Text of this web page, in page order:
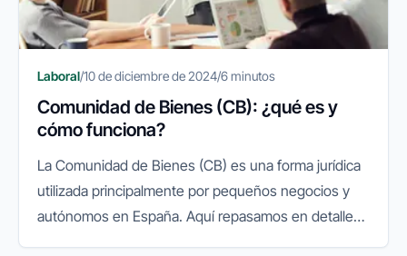
Laboral/10 de diciembre de 2024/6 minutos
Comunidad de Bienes (CB): ¿qué es y
cómo funciona?
La Comunidad de Bienes (CB) es una forma jurídica
utilizada principalmente por pequeños negocios y
autónomos en España. Aquí repasamos en detalle